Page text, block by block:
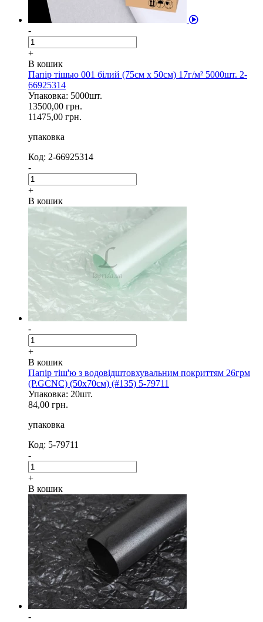
-
+
В кошик
Папір тішью 001 білий (75см х 50см) 17г/м² 5000шт. 2-
66925314
Упаковка: 5000шт.
13500,00 грн.
11475,00 грн.
упаковка
Код: 2-66925314
-
+
В кошик
-
+
В кошик
Папір тіш'ю з водовідштовхувальним покриттям 26грм
(P.GCNC) (50x70см) (#135) 5-79711
Упаковка: 20шт.
84,00 грн.
упаковка
Код: 5-79711
-
+
В кошик
-